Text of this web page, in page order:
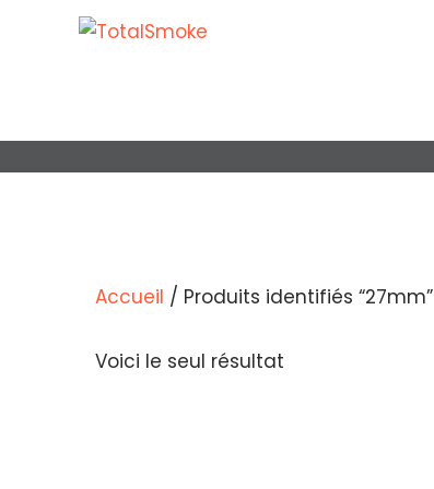
Accueil / Produits identifiés “27mm”
Voici le seul résultat